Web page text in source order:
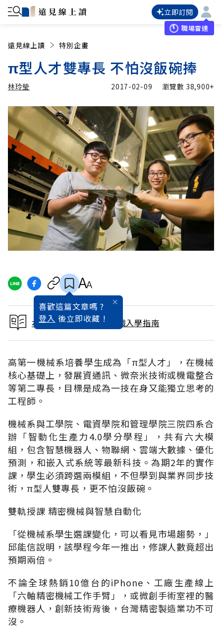
立即訂閱
職場雷達
遠見線上讀 特別企畫
π型人才雙專長 不怕沒飯碗捧
林玲瑩
林玲瑩 加入追蹤
2017-02-09 瀏覽數 38,900+
喜歡這篇文章嗎 ?
登入 後立即收藏 !
本文出自2017大學暨技職入學指南
高第一機械系培養學生成為「π型人才」，在機械
核心基礎上，發展資通訊、微奈米技術或機電整合
等第二專長，目標是成為一技在身又能獨立思考的
工程師。
機械系與工學院、電資學院和管理學院三院四系合
辦「智動化生產力4.0學分學程」，共有六大模
組，包含智慧機器人、物聯網、雲端大數據、優化
預測，和嵌入式系統等最新科技。為期2年的實作
課，學生必須跨選兩模組，不但學到與業界同步技
術，π型人雙專長，更不怕沒飯碗。
雙軌授課 精密機械與智慧自動化
「從機械系學生選課變化，可以看見市場趨勢，」
邱能信說明，該學程今年一推出，修課人數竟超出
預期兩倍。
不論全球熱銷10億台的iPhone、工廠生產線上
「六軸精密機械工作手臂」，或微創手術室裡的醫
療機器人，創新技術背後，台灣精密製造業功不可
沒。